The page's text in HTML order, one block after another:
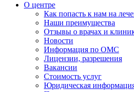
О центре
Как попасть к нам на
Наши преимущества
Отзывы о врачах и
Новости
Информация по ОМС
Лицензии, разрешения
Вакансии
Стоимость услуг
Юридическая